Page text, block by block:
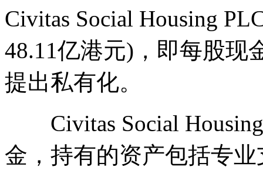
Civitas Social Housing
48.11亿港元)，即每股现
提出私有化。
Civitas Social Housing
金，持有的资产包括专业